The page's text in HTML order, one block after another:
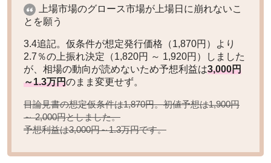
上場市場のグロース市場が上場日に崩れないこ
とを願う
3.4追記。仮条件が想定発行価格（1,870円）より
2.7％の上振れ決定（1,820円 ～ 1,920円）しました
が、相場の動向が読めないため予想利益は3,000円
～1.3万円のまま変更せず。
目論見書の想定仮条件は1,870円。初値予想は1,900円
～ 2,000円としました。
予想利益は3,000円～1.3万円です。